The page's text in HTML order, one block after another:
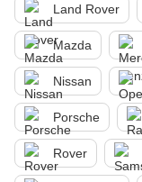
Land Rover
Mazda
Nissan
Porsche
Rover